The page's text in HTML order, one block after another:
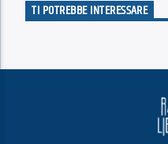
TI POTREBBE INTERESSARE